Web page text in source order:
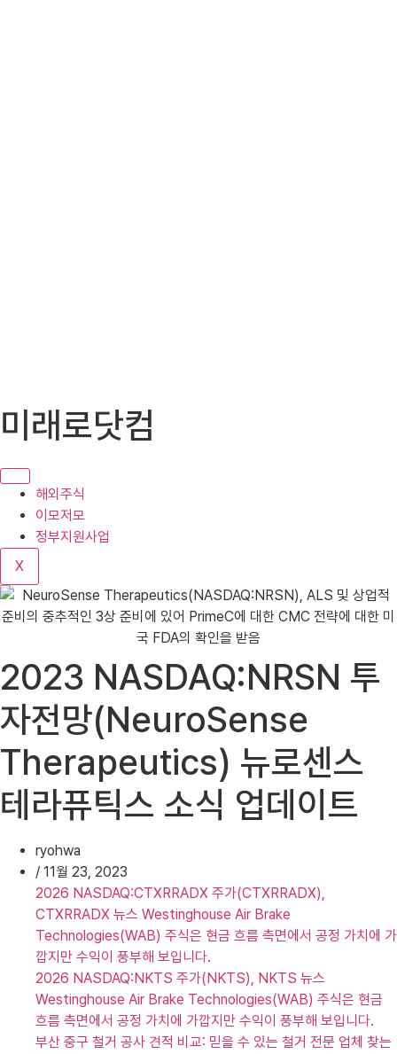
텐
로
기
미래로닷컴
해외주식
이모저모
정부지원사업
X
2023 NASDAQ:NRSN 투
자전망(NeuroSense
Therapeutics) 뉴로센스
테라퓨틱스 소식 업데이트
ryohwa
/ 11월 23, 2023
2026 NASDAQ:CTXRRADX 주가(CTXRRADX),
CTXRRADX 뉴스 Westinghouse Air Brake
Technologies(WAB) 주식은 현금 흐름 측면에서 공정 가치에 가
깝지만 수익이 풍부해 보입니다.
2026 NASDAQ:NKTS 주가(NKTS), NKTS 뉴스
Westinghouse Air Brake Technologies(WAB) 주식은 현금
흐름 측면에서 공정 가치에 가깝지만 수익이 풍부해 보입니다.
부산 중구 철거 공사 견적 비교: 믿을 수 있는 철거 전문 업체 찾는